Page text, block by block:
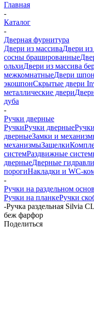
Главная
-
Каталог
-
Дверная фурнитура
Двери из массиваДвери
сосны брашированные
ольхиДвери из массива
межкомнатныеДвери
экошпонСкрытые двери
металлические двери
дуба
-
Ручки дверные
РучкиРучки дверные
дверныеЗамки и
механизмыЗащелки
системРаздвижные
дверныеДверные
порогиНакладки и WC-
-
Ручки на раздельном
Ручки на планкеРучки
-Ручка раздельная Silvia
беж фарфор
Поделиться